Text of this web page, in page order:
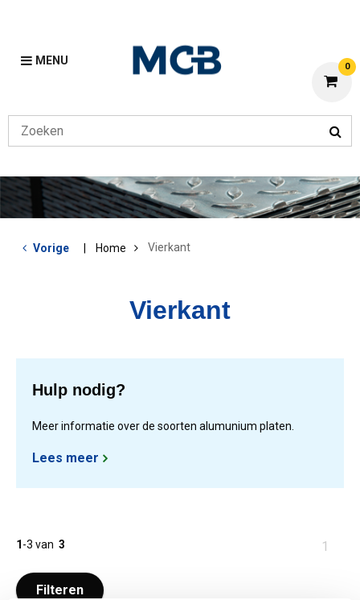
MENU 0
Vorige Home Vierkant
Vierkant
Hulp nodig?
Meer informatie over de soorten alumunium platen.
Lees meer
1-3 van 3
U1
Filteren